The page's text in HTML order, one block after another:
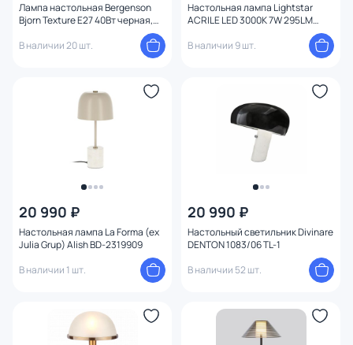
Лампа настольная Bergenson
Bjorn Texture E27 40Вт черная,
В наличии 20 шт.
Настольная лампа Lightstar
ACRILE LED 3000K 7W 295LM
В наличии 9 шт.
20 990 ₽
Настольная лампа La Forma (ex
Julia Grup) Alish BD-2319909
В наличии 1 шт.
20 990 ₽
Настольный светильник Divinare
DENTON 1083/06 TL-1
В наличии 52 шт.